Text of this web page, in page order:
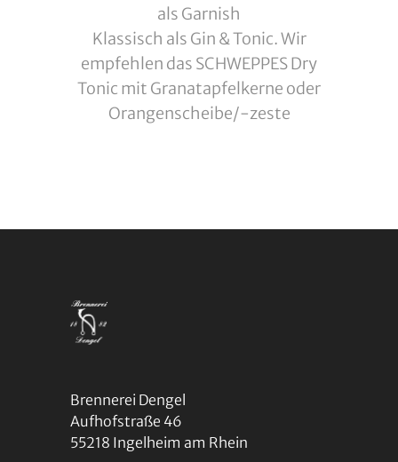
als Garnish
Klassisch als Gin & Tonic. Wir
empfehlen das SCHWEPPES Dry
Tonic mit Granatapfelkerne oder
Orangenscheibe/-zeste
Brennerei Dengel
Aufhofstraße 46
55218 Ingelheim am Rhein